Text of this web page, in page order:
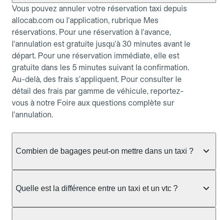
Vous pouvez annuler votre réservation taxi depuis
allocab.com ou l'application, rubrique Mes
réservations. Pour une réservation à l'avance,
l'annulation est gratuite jusqu'à 30 minutes avant le
départ. Pour une réservation immédiate, elle est
gratuite dans les 5 minutes suivant la confirmation.
Au-delà, des frais s'appliquent. Pour consulter le
détail des frais par gamme de véhicule, reportez-
vous à notre Foire aux questions complète sur
l'annulation.
Combien de bagages peut-on mettre dans un taxi ?
taxi berline accueille en général jusqu'à 3 bagages
ou nombreux, précisez-le dans le champ "Message
Quelle est la différence entre un taxi et un vtc ?